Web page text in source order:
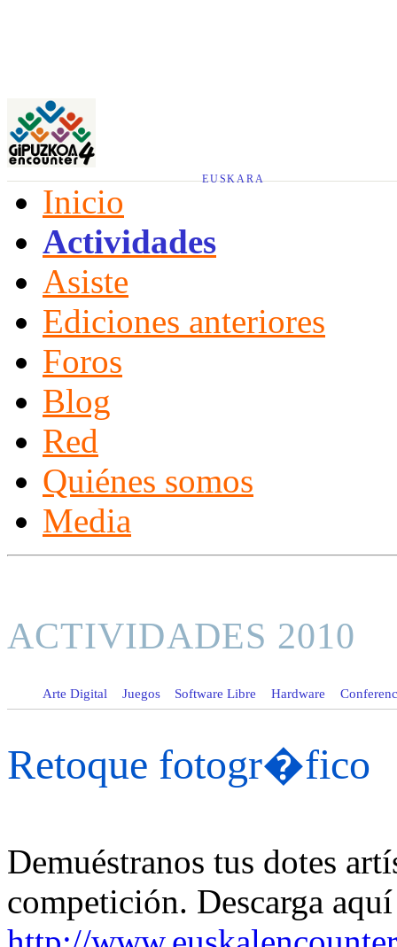
EUSKARA
Inicio
Actividades
Asiste
Ediciones anteriores
Foros
Blog
Red
Quiénes somos
Media
ACTIVIDADES 2010
Arte Digital Juegos Software Libre Hardware
Retoque fotogr�fico
Demuéstranos tus dotes
competición. Descarga